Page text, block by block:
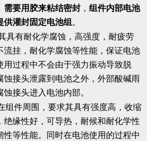
需要用胶来粘结密封 ， 组件内部电池
供灌封固定电池组。
具有耐化学腐蚀，高强度，耐疲劳
流挂，耐化学腐蚀等性能，保证电池
用过程中不会由于强力振动导致脱
蚀接头泄露到电池之外，外部酸碱雨
接头进入电池内部。
组件周围，要求其具有强度高，收缩
绝缘性好，可导热，耐候和耐化学性
性等性能。同时在电池使用的过程中